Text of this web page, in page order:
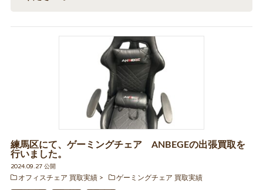
練馬区にて、ゲーミングチェア ANBEGEの出張買取を
行いました。
2024.09.27 公開
オフィスチェア 買取実績
ゲーミングチェア 買取実績